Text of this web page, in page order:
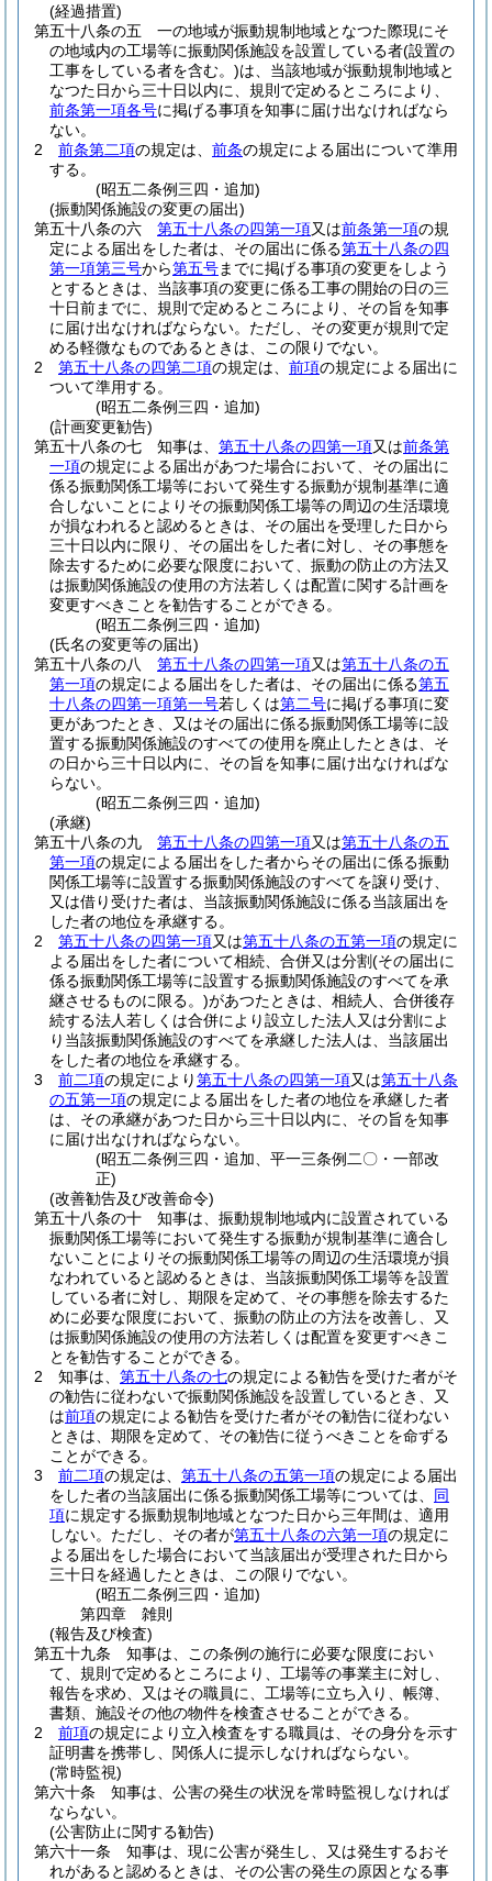
(経過措置)
第五十八条の五
一の地域が振動規制地域となつた際現にそ
の地域内の工場等に振動関係施設を設置している者(設置の
工事をしている者を含む。)は、当該地域が振動規制地域と
なつた日から三十日以内に、規則で定めるところにより、
前条第一項各号に掲げる事項を知事に届け出なければなら
ない。
2
前条第二項の規定は、 前条の規定による届出について準用
する。
(昭五二条例三四・追加)
(振動関係施設の変更の届出)
第五十八条の六
第五十八条の四第一項又は前条第一項の規
定による届出をした者は、その届出に係る第五十八条の四
第一項第三号から第五号までに掲げる事項の変更をしよう
とするときは、当該事項の変更に係る工事の開始の日の三
十日前までに、規則で定めるところにより、その旨を知事
に届け出なければならない。 ただし、その変更が規則で定
める軽微なものであるときは、この限りでない。
2
第五十八条の四第二項の規定は、 前項の規定による届出に
ついて準用する。
(昭五二条例三四・追加)
(計画変更勧告)
第五十八条の七
知事は、 第五十八条の四第一項又は前条第
一項の規定による届出があつた場合において、その届出に
係る振動関係工場等において発生する振動が規制基準に適
合しないことによりその振動関係工場等の周辺の生活環境
が損なわれると認めるときは、その届出を受理した日から
三十日以内に限り、その届出をした者に対し、その事態を
除去するために必要な限度において、振動の防止の方法又
は振動関係施設の使用の方法若しくは配置に関する計画を
変更すべきことを勧告することができる。
(昭五二条例三四・追加)
(氏名の変更等の届出)
第五十八条の八
第五十八条の四第一項又は第五十八条の五
第一項の規定による届出をした者は、その届出に係る第五
十八条の四第一項第一号若しくは第二号に掲げる事項に変
更があつたとき、又はその届出に係る振動関係工場等に設
置する振動関係施設のすべての使用を廃止したときは、そ
の日から三十日以内に、その旨を知事に届け出なければな
らない。
(昭五二条例三四・追加)
(承継)
第五十八条の九
第五十八条の四第一項又は第五十八条の五
第一項の規定による届出をした者からその届出に係る振動
関係工場等に設置する振動関係施設のすべてを譲り受け、
又は借り受けた者は、当該振動関係施設に係る当該届出を
した者の地位を承継する。
2
第五十八条の四第一項又は第五十八条の五第一項の規定に
よる届出をした者について相続、合併又は分割(その届出に
係る振動関係工場等に設置する振動関係施設のすべてを承
継させるものに限る。)があつたときは、相続人、合併後存
続する法人若しくは合併により設立した法人又は分割によ
り当該振動関係施設のすべてを承継した法人は、当該届出
をした者の地位を承継する。
3
前二項の規定により第五十八条の四第一項又は第五十八条
の五第一項の規定による届出をした者の地位を承継した者
は、その承継があつた日から三十日以内に、その旨を知事
に届け出なければならない。
(昭五二条例三四・追加、平一三条例二〇・一部改
正)
(改善勧告及び改善命令)
第五十八条の十
知事は、振動規制地域内に設置されている
振動関係工場等において発生する振動が規制基準に適合し
ないことによりその振動関係工場等の周辺の生活環境が損
なわれていると認めるときは、当該振動関係工場等を設置
している者に対し、期限を定めて、その事態を除去するた
めに必要な限度において、振動の防止の方法を改善し、又
は振動関係施設の使用の方法若しくは配置を変更すべきこ
とを勧告することができる。
2
知事は、 第五十八条の七の規定による勧告を受けた者がそ
の勧告に従わないで振動関係施設を設置しているとき、又
は前項の規定による勧告を受けた者がその勧告に従わない
ときは、期限を定めて、その勧告に従うべきことを命ずる
ことができる。
3
前二項の規定は、 第五十八条の五第一項の規定による届出
をした者の当該届出に係る振動関係工場等については、 同
項に規定する振動規制地域となつた日から三年間は、適用
しない。 ただし、その者が第五十八条の六第一項の規定に
よる届出をした場合において当該届出が受理された日から
三十日を経過したときは、この限りでない。
(昭五二条例三四・追加)
第四章
雑則
(報告及び検査)
第五十九条
知事は、この条例の施行に必要な限度におい
て、規則で定めるところにより、工場等の事業主に対し、
報告を求め、又はその職員に、工場等に立ち入り、帳簿、
書類、施設その他の物件を検査させることができる。
2
前項の規定により立入検査をする職員は、その身分を示す
証明書を携帯し、関係人に提示しなければならない。
(常時監視)
第六十条
知事は、公害の発生の状況を常時監視しなければ
ならない。
(公害防止に関する勧告)
第六十一条
知事は、現に公害が発生し、又は発生するおそ
れがあると認めるときは、その公害の発生の原因となる事